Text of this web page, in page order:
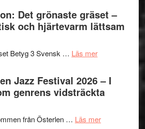
Vrach
Frankenshtey
med
Mulder
och
Dana
titlar
i
Shahab
Mehrabi
till
Kulturs
Det grönaste gräset –
och hjärtevarm lättsam
Betyg 3 Svensk … Läs merom
Filmrecension:
Det
grönaste
gräset
en
Jazz Festival 2026 – I
genrens vidsträckta
från Österlen … Läs merom